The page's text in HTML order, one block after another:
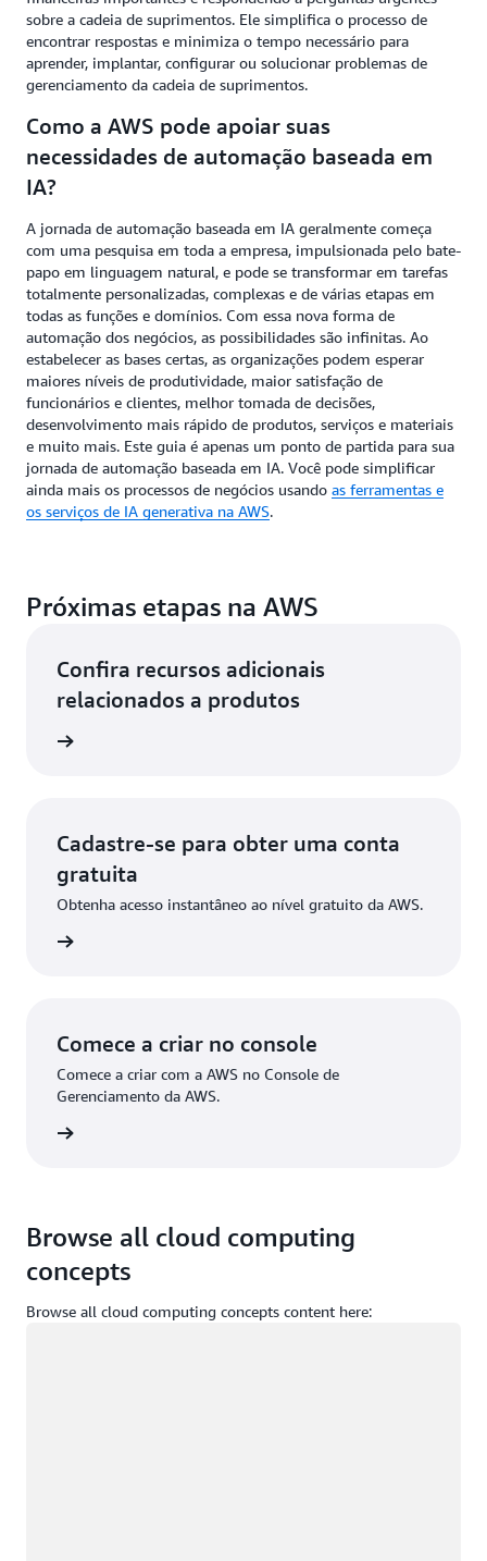
sobre a cadeia de suprimentos. Ele simplifica o processo de
encontrar respostas e minimiza o tempo necessário para
aprender, implantar, configurar ou solucionar problemas de
gerenciamento da cadeia de suprimentos.
Como a AWS pode apoiar suas
necessidades de automação baseada em
IA?
A jornada de automação baseada em IA geralmente começa
com uma pesquisa em toda a empresa, impulsionada pelo bate-
papo em linguagem natural, e pode se transformar em tarefas
totalmente personalizadas, complexas e de várias etapas em
todas as funções e domínios. Com essa nova forma de
automação dos negócios, as possibilidades são infinitas. Ao
estabelecer as bases certas, as organizações podem esperar
maiores níveis de produtividade, maior satisfação de
funcionários e clientes, melhor tomada de decisões,
desenvolvimento mais rápido de produtos, serviços e materiais
e muito mais. Este guia é apenas um ponto de partida para sua
jornada de automação baseada em IA. Você pode simplificar
ainda mais os processos de negócios usando as ferramentas e
os serviços de IA generativa na AWS.
Próximas etapas na AWS
Confira recursos adicionais
relacionados a produtos
Cadastre-se para obter uma conta
gratuita
Obtenha acesso instantâneo ao nível gratuito da AWS.
Comece a criar no console
Comece a criar com a AWS no Console de
Gerenciamento da AWS.
Browse all cloud computing
concepts
Browse all cloud computing concepts content here: